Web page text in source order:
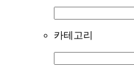
카테고리